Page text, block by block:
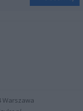
Warszawa